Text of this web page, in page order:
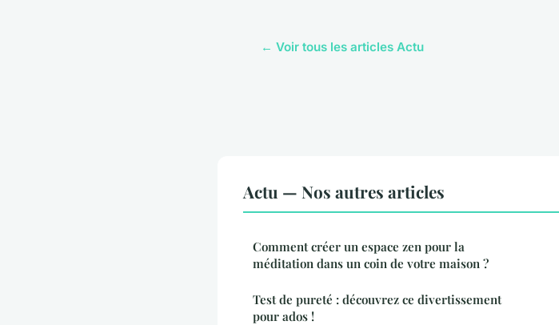
← Voir tous les articles Actu
Actu — Nos autres articles
Comment créer un espace zen pour la
méditation dans un coin de votre maison ?
Test de pureté : découvrez ce divertissement
pour ados !